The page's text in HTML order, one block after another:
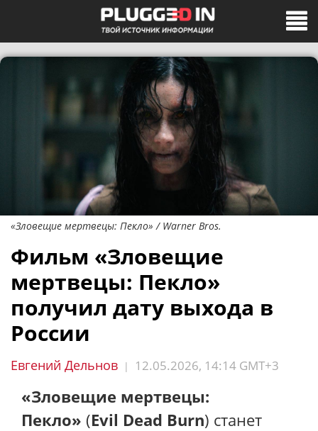
«Зловещие мертвецы: Пекло» / Warner Bros.
Фильм «Зловещие
мертвецы: Пекло»
получил дату выхода в
России
Евгений Дельнов | 12.05.2026, 14:14 GMT+3
«Зловещие мертвецы:
Пекло» (Evil Dead Burn) станет